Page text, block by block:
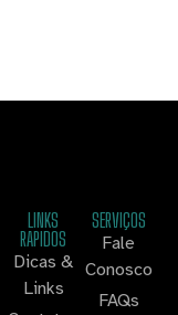
LINKS
RAPIDOS
Dicas &
Links
SERVIÇOS
Fale
Conosco
FAQs